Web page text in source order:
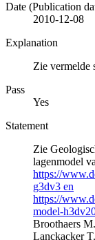
Date (Publication
2010-12-08
Explanation
Zie vermelde
Pass
Yes
Statement
Zie
lagenmodel
https://
g3dv3 en
https://
model-
Broothaers
Lanckacker